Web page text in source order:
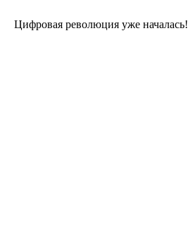
Цифровая революция уже началась!